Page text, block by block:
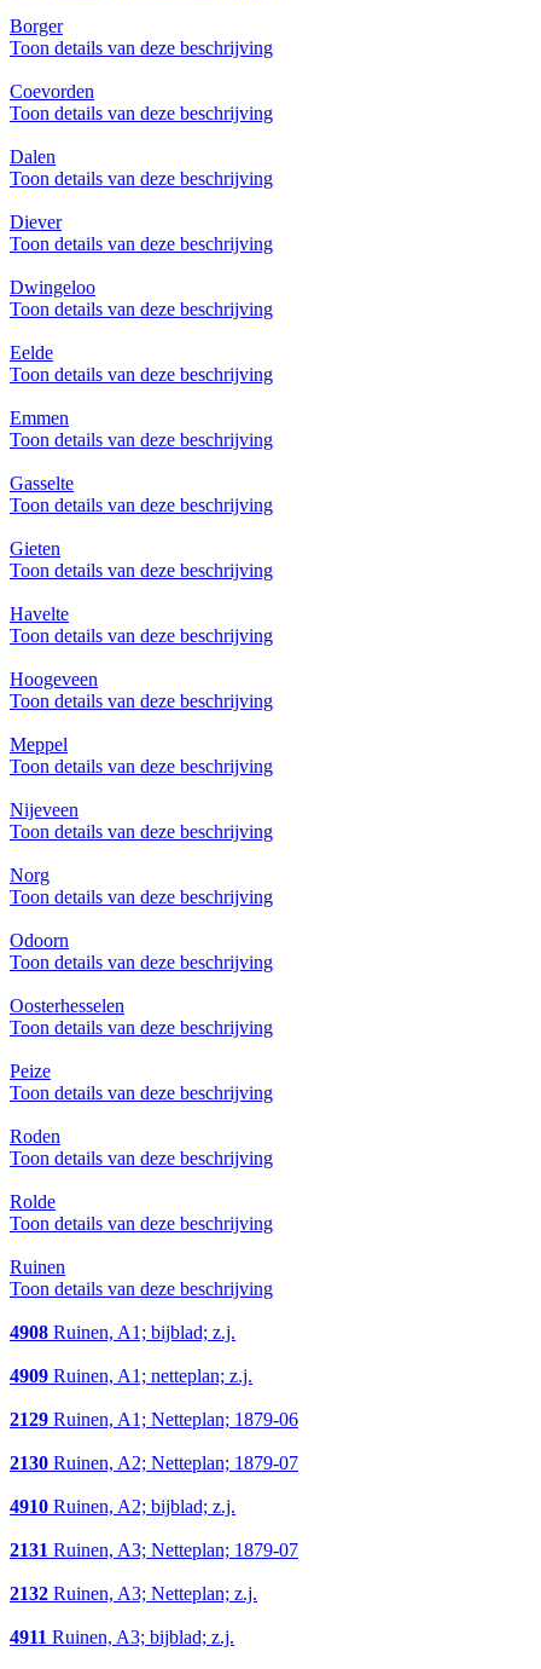
Borger
Toon details van deze beschrijving
Coevorden
Toon details van deze beschrijving
Dalen
Toon details van deze beschrijving
Diever
Toon details van deze beschrijving
Dwingeloo
Toon details van deze beschrijving
Eelde
Toon details van deze beschrijving
Emmen
Toon details van deze beschrijving
Gasselte
Toon details van deze beschrijving
Gieten
Toon details van deze beschrijving
Havelte
Toon details van deze beschrijving
Hoogeveen
Toon details van deze beschrijving
Meppel
Toon details van deze beschrijving
Nijeveen
Toon details van deze beschrijving
Norg
Toon details van deze beschrijving
Odoorn
Toon details van deze beschrijving
Oosterhesselen
Toon details van deze beschrijving
Peize
Toon details van deze beschrijving
Roden
Toon details van deze beschrijving
Rolde
Toon details van deze beschrijving
Ruinen
Toon details van deze beschrijving
4908 Ruinen, A1; bijblad; z.j.
4909 Ruinen, A1; netteplan; z.j.
2129 Ruinen, A1; Netteplan; 1879-06
2130 Ruinen, A2; Netteplan; 1879-07
4910 Ruinen, A2; bijblad; z.j.
2131 Ruinen, A3; Netteplan; 1879-07
2132 Ruinen, A3; Netteplan; z.j.
4911 Ruinen, A3; bijblad; z.j.